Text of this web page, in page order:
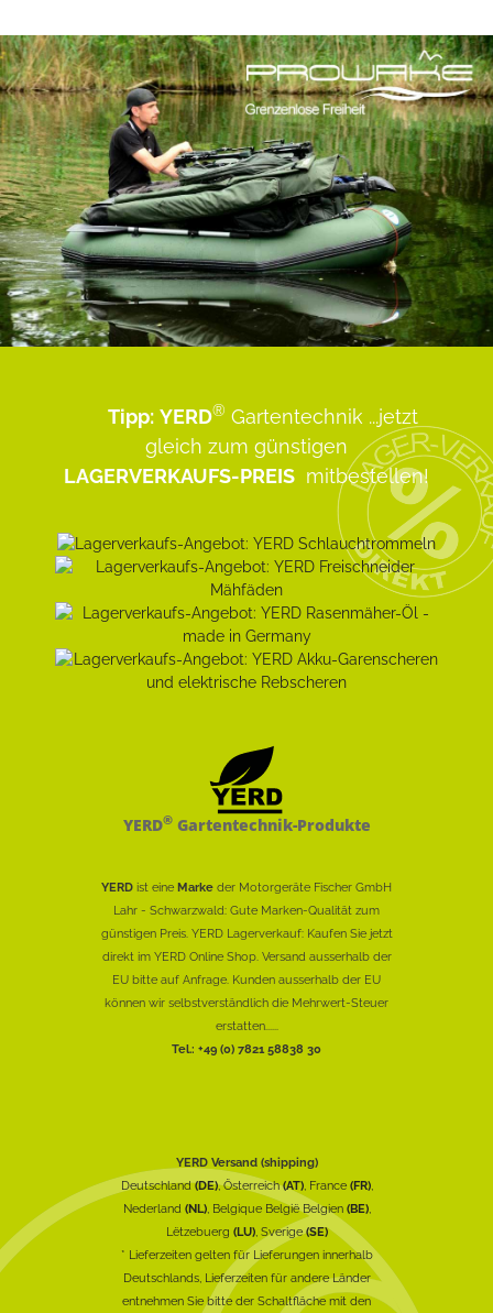
Tipp: YERD® Gartentechnik ...jetzt
gleich zum günstigen
LAGERVERKAUFS-PREIS mitbestellen!
YERD®Gartentechnik-Produkte
YERD ist eine Marke der Motorgeräte Fischer GmbH
Lahr - Schwarzwald: Gute Marken-Qualität zum
günstigen Preis. YERD Lagerverkauf: Kaufen Sie jetzt
direkt im YERD Online Shop. Versand ausserhalb der
EU bitte auf Anfrage. Kunden ausserhalb der EU
können wir selbstverständlich die Mehrwert-Steuer
erstatten......
Tel.: +49 (0) 7821 58838 30
YERD Versand (shipping)
Deutschland(DE), Österreich(AT), France (FR),
Nederland (NL), Belgique België Belgien (BE),
Lëtzebuerg (LU), Sverige(SE)
* Lieferzeiten gelten für Lieferungen innerhalb
Deutschlands, Lieferzeiten für andere Länder
entnehmen Sie bitte der Schaltfläche mit den